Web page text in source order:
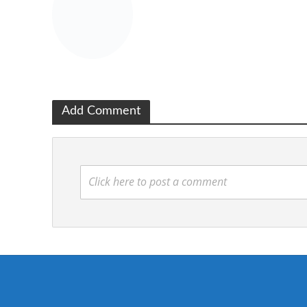
Add Comment
Click here to post a comment